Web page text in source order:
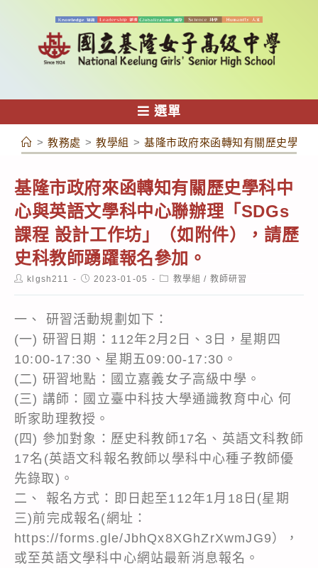
容
選單
> 教務處 > 教學組 > 基隆市政府來函轉知有關歷史學科
基隆市政府來函轉知有關歷史學科中
心與英語文學科中心聯辦理「SDGs
課程 設計工作坊」（如附件），請歷
史科教師踴躍報名參加。
Postklgsh211
Post2023-01-05
Post教學組 / 教師研習
一、 研習活動規劃如下：
(一) 研習日期：112年2月2日、3日，星期四
10:00-17:30、星期五09:00-17:30。
(二) 研習地點：國立嘉義女子高級中學。
(三) 講師：國立臺中科技大學通識教育中心 何
昕家助理教授。
(四) 參加對象：歷史科教師17名、英語文科教師
17名(英語文科報名教師以學科中心種子教師優
先錄取)。
二、 報名方式：即日起至112年1月18日(星期
三)前完成報名(網址：
https://forms.gle/JbhQx8XGhZrXwmJG9），
或至英語文學科中心網站最新消息報名。